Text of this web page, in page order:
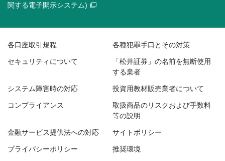
関する電子開示システム)
各口座取引規程 各種犯罪手口とその対策
セキュリティについて
「松井証券」の名前を無断使用
する業者
システム障害時の対応 投資用教材販売業者について
コンプライアンス
取扱商品のリスクおよび手数料
等の説明
金融サービス提供法への対応 サイトポリシー
プライバシーポリシー 推奨環境